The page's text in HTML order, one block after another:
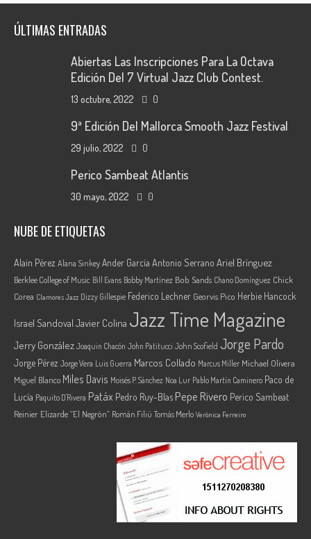
ÚLTIMAS ENTRADAS
Abiertas Las Inscripciones Para La Octava
Edición Del 7 Virtual Jazz Club Contest.
13 octubre, 2022 0
9ª Edición Del Mallorca Smooth Jazz Festival
29 julio, 2022 0
Perico Sambeat Atlantis
30 mayo, 2022 0
NUBE DE ETIQUETAS
Alain Pérez Alana SinkeyAnder García Antonio Serrano Ariel Brínguez
Berklee College of Music Bill Evans Bobby Martínez Bob Sands Chano Domínguez Chick
Corea Clamores Jazz Dizzy Gillespie Federico Lechner Georvis Pico Herbie Hancock
Israel Sandoval Javier Colina Jazz Time Magazine
Jerry González Joaquin Chacón John Patitucci John Scofield Jorge Pardo
Jorge Pérez Jorge Vera Luis Guerra Marcos Collado Marcus Miller Michael Olivera
Miguel Blanco Miles Davis Moisés P. Sánchez Noa Lur Pablo Martín Caminero Paco de
Lucía Paquito D'Rivera Patáx Pedro Ruy-Blas Pepe Rivero Perico Sambeat
Reinier Elizarde “El Negrón” Román Filiú Tomás Merlo Verónica Ferreiro